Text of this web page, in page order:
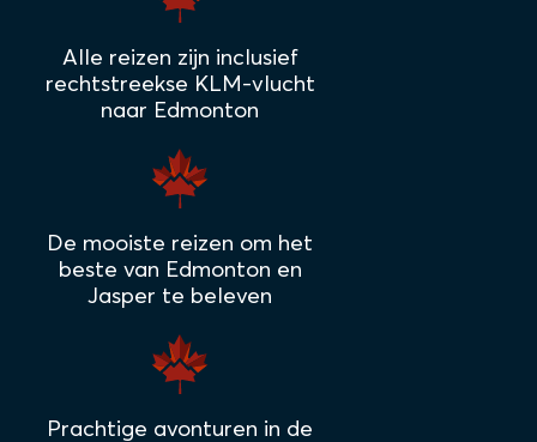
Alle reizen zijn inclusief
rechtstreekse KLM-vlucht
naar Edmonton
De mooiste reizen om het
beste van Edmonton en
Jasper te beleven
Prachtige avonturen in de